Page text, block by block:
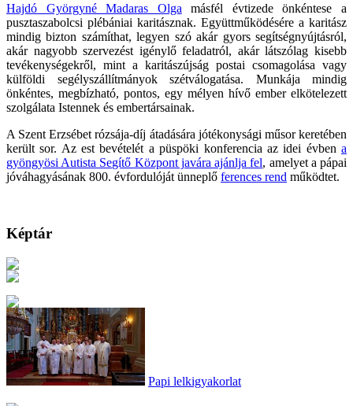
Hajdó Györgyné Madaras Olga másfél évtizede önkéntese a
pusztaszabolcsi plébániai karitásznak. Együttműködésére a karitász
mindig bizton számíthat, legyen szó akár gyors segítségnyújtásról,
akár nagyobb szervezést igénylő feladatról, akár látszólag kisebb
tevékenységekről, mint a karitászújság postai csomagolása vagy
külföldi segélyszállítmányok szétválogatása. Munkája mindig
önkéntes, megbízható, pontos, egy mélyen hívő ember elkötelezett
szolgálata Istennek és embertársainak.
A Szent Erzsébet rózsája-díj átadására jótékonysági műsor keretében
került sor. Az est bevételét a püspöki konferencia az idei évben a
gyöngyösi Autista Segítő Központ javára ajánlja fel, amelyet a pápai
jóváhagyásának 800. évfordulóját ünneplő ferences rend működtet.
Képtár
Papi lelkigyakorlat